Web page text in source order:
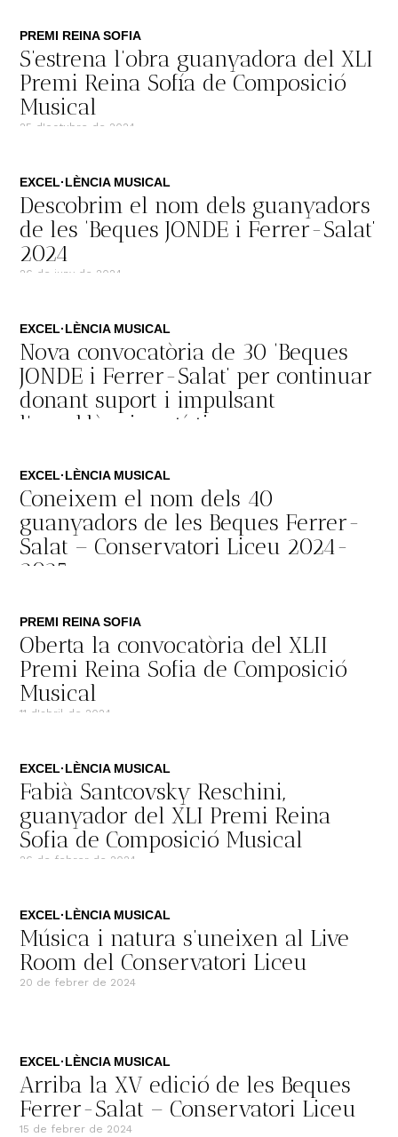
PREMI REINA SOFIA
S’estrena l’obra guanyadora del XLI
Premi Reina Sofía de Composició
Musical
25 d'octubre de 2024
EXCEL·LÈNCIA MUSICAL
Descobrim el nom dels guanyadors
de les ‘Beques JONDE i Ferrer-Salat’
2024
26 de juny de 2024
EXCEL·LÈNCIA MUSICAL
Nova convocatòria de 30 ‘Beques
JONDE i Ferrer-Salat’ per continuar
donant suport i impulsant
l’excel·lència artística
EXCEL·LÈNCIA MUSICAL
Coneixem el nom dels 40
guanyadors de les Beques Ferrer-
Salat – Conservatori Liceu 2024-
2025
PREMI REINA SOFIA
Oberta la convocatòria del XLII
Premi Reina Sofia de Composició
Musical
11 d'abril de 2024
EXCEL·LÈNCIA MUSICAL
Fabià Santcovsky Reschini,
guanyador del XLI Premi Reina
Sofia de Composició Musical
26 de febrer de 2024
EXCEL·LÈNCIA MUSICAL
Música i natura s’uneixen al Live
Room del Conservatori Liceu
20 de febrer de 2024
EXCEL·LÈNCIA MUSICAL
Arriba la XV edició de les Beques
Ferrer-Salat – Conservatori Liceu
15 de febrer de 2024